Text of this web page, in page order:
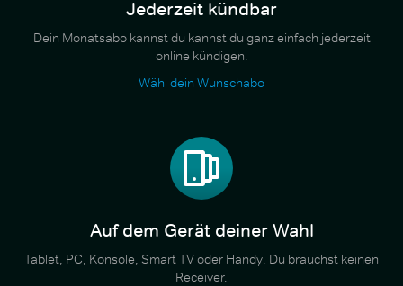
Jederzeit kündbar
Dein Monatsabo kannst du kannst du ganz einfach jederzeit
online kündigen.
Wähl dein Wunschabo
Auf dem Gerät deiner Wahl
Tablet, PC, Konsole, Smart TV oder Handy. Du brauchst keinen
Receiver.